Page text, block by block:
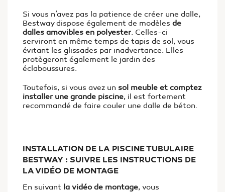
Si vous n’avez pas la patience de créer une dalle,
Bestway dispose également de modèles de
dalles amovibles en polyester. Celles-ci
serviront en même temps de tapis de sol, vous
évitant les glissades par inadvertance. Elles
protègeront également le jardin des
éclaboussures.
Toutefois, si vous avez un sol meuble et comptez
installer une grande piscine, il est fortement
recommandé de faire couler une dalle de béton.
INSTALLATION DE LA PISCINE TUBULAIRE
BESTWAY : SUIVRE LES INSTRUCTIONS DE
LA VIDÉO DE MONTAGE
En suivant la vidéo de montage, vous